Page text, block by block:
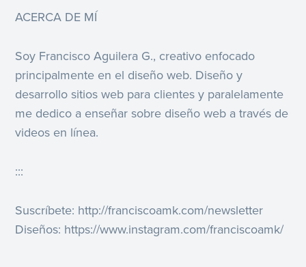
ACERCA DE MÍ
Soy Francisco Aguilera G., creativo enfocado
principalmente en el diseño web. Diseño y
desarrollo sitios web para clientes y paralelamente
me dedico a enseñar sobre diseño web a través de
videos en línea.
:::
Suscríbete: http://franciscoamk.com/newsletter
Diseños: https://www.instagram.com/franciscoamk/